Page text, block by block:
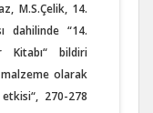
M.S.Çelik, 14.
dahilinde “14.
Kitabı“ bildiri
olarak
270-278